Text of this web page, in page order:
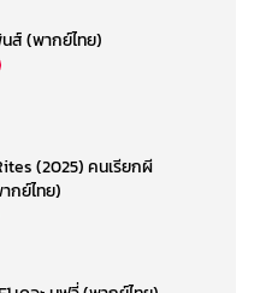
ส์ (พากย์ไทย)
(2025) คนเรียกผี
กย์ไทย)